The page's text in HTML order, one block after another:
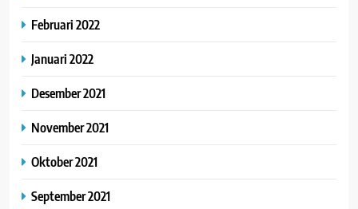
Februari 2022
Januari 2022
Desember 2021
November 2021
Oktober 2021
September 2021